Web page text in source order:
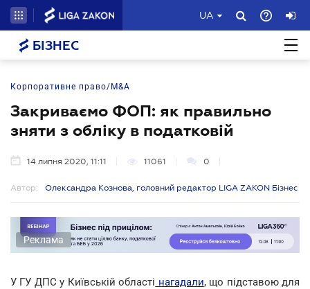
UA
БІЗНЕС
Корпоративне право/M&A
Закриваємо ФОП: як правильно
зняти з обліку в податковій
14 липня 2020, 11:11 11061 0
Автор: Олександра Кознова, головний редактор LIGA ZAKON Бізнес
Реклама
У ГУ ДПС у Київській області нагадали, що підставою для